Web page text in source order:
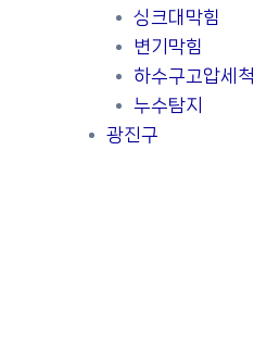
싱크대막힘
변기막힘
하수구고압세척
누수탐지
광진구